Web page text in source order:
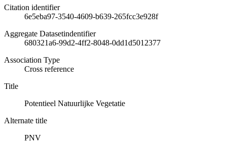
Citation identifier
6e5eba97-3540-4609-b639-265fcc3e928f
Aggregate Datasetindentifier
680321a6-99d2-4ff2-8048-0dd1d5012377
Association Type
Cross reference
Title
Potentieel Natuurlijke Vegetatie
Alternate title
PNV